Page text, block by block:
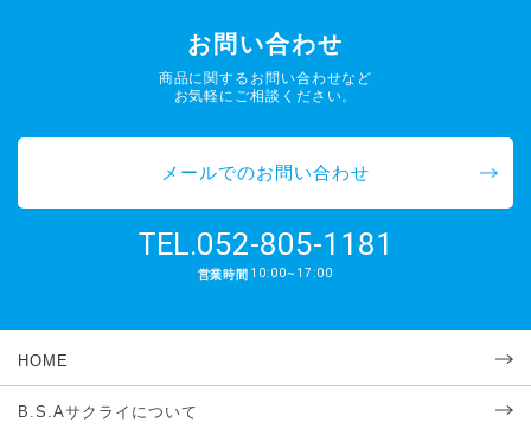
お問い合わせ
商品に関するお問い合わせなど
お気軽にご相談ください。
メールでのお問い合わせ
TEL.052-805-1181
営業時間 10:00~17:00
HOME
B.S.Aサクライについて